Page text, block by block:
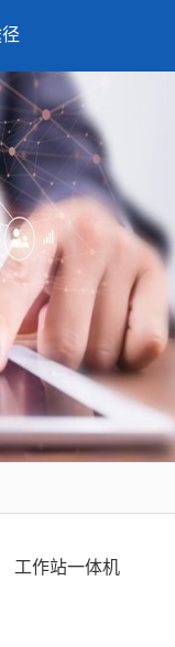
工作站一体机